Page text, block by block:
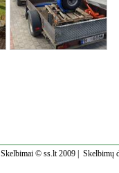
Skelbimai © ss.lt 2009 | Skelbimų